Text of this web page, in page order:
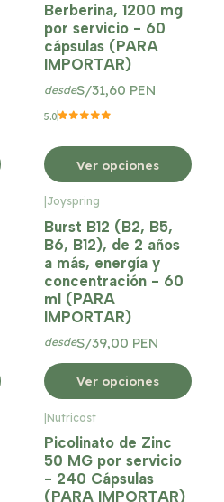
Berberina, 1200 mg
por servicio - 60
cápsulas (PARA
IMPORTAR)
desdeS/31,60 PEN
5.0
Ver opciones
Joyspring
Burst B12 (B2, B5,
B6, B12), de 2 años
a más, energía y
concentración - 60
ml (PARA
IMPORTAR)
desdeS/39,00 PEN
Ver opciones
Nutricost
Picolinato de Zinc
50 MG por servicio
- 240 Cápsulas
(PARA IMPORTAR)